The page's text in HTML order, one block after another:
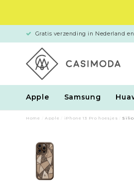
Gratis verzending in Nederland
Apple Samsung
Home Apple iPhone 13 Pro hoesjes